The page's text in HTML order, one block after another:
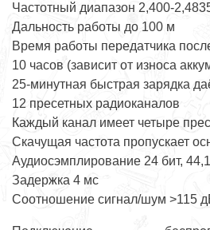
Частотный диапазон 2,400-
Дальность работы до 100 м
Время работы передатчика
10 часов (зависит от износа
25-минутная быстрая зарядка
12 пресетных радиоканалов
Каждый канал имеет четыре
Скачущая частота пропускает
Аудиосэмплирование 24 бит,
Задержка 4 мс
Соотношение сигнал/шум >115